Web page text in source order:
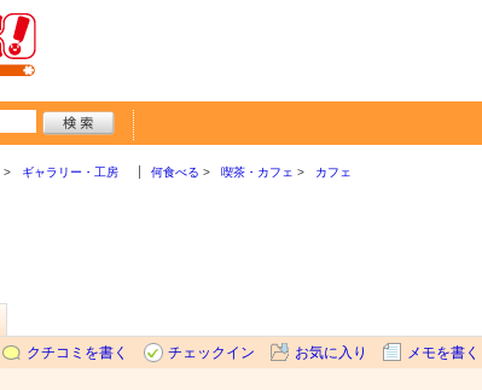
ギャラリー・工房 何食べる 喫茶・カフェ カフェ
クチコミを書く
チェックイン お気に入り メモを書く